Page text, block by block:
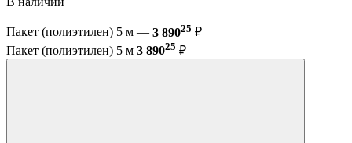
Пакет (полиэтилен) 5 м — 3 89025 ₽
Пакет (полиэтилен) 5 м 3 89025 ₽